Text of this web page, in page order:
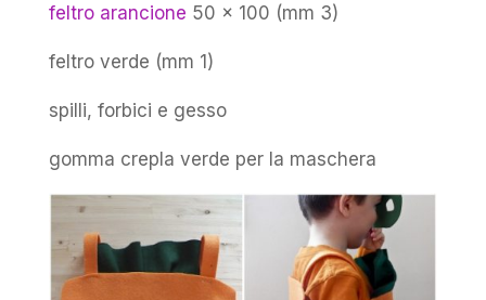
feltro arancione 50 x 100 (mm 3)
feltro verde (mm 1)
spilli, forbici e gesso
gomma crepla verde per la maschera